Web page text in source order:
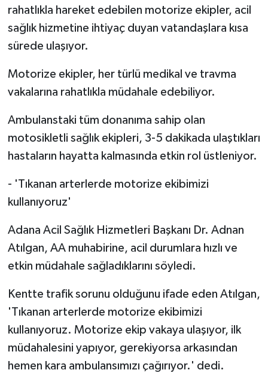
rahatlıkla hareket edebilen motorize ekipler, acil
sağlık hizmetine ihtiyaç duyan vatandaşlara kısa
sürede ulaşıyor.
Motorize ekipler, her türlü medikal ve travma
vakalarına rahatlıkla müdahale edebiliyor.
Ambulanstaki tüm donanıma sahip olan
motosikletli sağlık ekipleri, 3-5 dakikada ulaştıkları
hastaların hayatta kalmasında etkin rol üstleniyor.
- 'Tıkanan arterlerde motorize ekibimizi
kullanıyoruz'
Adana Acil Sağlık Hizmetleri Başkanı Dr. Adnan
Atılgan, AA muhabirine, acil durumlara hızlı ve
etkin müdahale sağladıklarını söyledi.
Kentte trafik sorunu olduğunu ifade eden Atılgan,
'Tıkanan arterlerde motorize ekibimizi
kullanıyoruz. Motorize ekip vakaya ulaşıyor, ilk
müdahalesini yapıyor, gerekiyorsa arkasından
hemen kara ambulansımızı çağırıyor.' dedi.